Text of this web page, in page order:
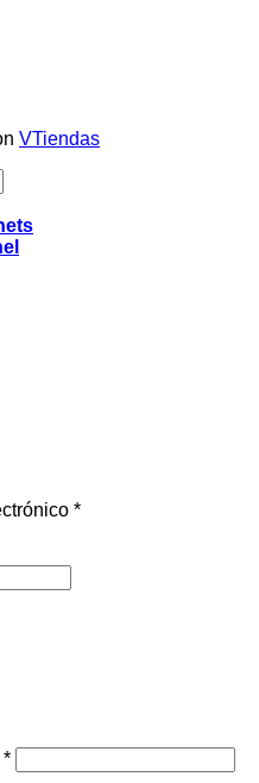
VTiendas
*Obligatorio
*Obligatorio